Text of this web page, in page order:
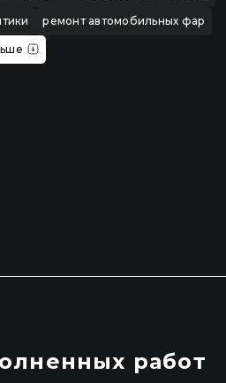
ремонт автомобильных фар
работ